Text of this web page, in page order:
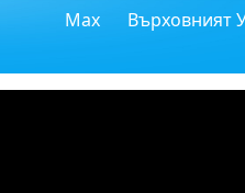
Max Върховният